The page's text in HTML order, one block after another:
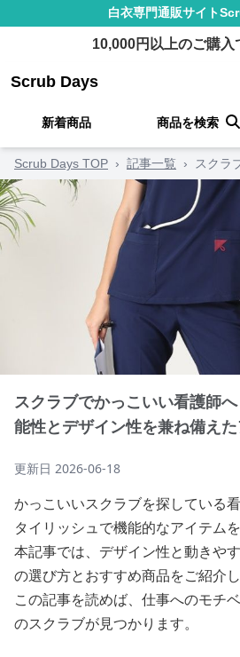
白衣専門通販サイト
10,000円以上のご購入
Scrub Days
新着商品 商品を検索
Scrub Days TOP › 記事一覧 › スクラ
スクラブでかっこいい看護師
能性とデザイン性を兼ね備え
更新日 2026-06-18
かっこいいスクラブを探している
タイリッシュで機能的なアイテム
本記事では、デザイン性と動きや
の選び方とおすすめ商品をご紹介し
この記事を読めば、仕事へのモチ
のスクラブが見つかります。